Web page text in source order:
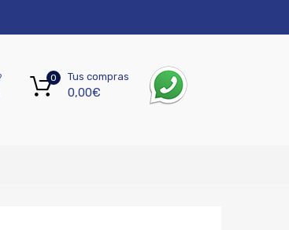
Tus compras
0,00€
0